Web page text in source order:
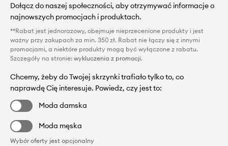
Dołącz do naszej społeczności, aby otrzymywać informacje o
najnowszych promocjach i produktach.
**Rabat jest jednorazowy, obejmuje nieprzecenione produkty i jest
ważny przy zakupach za min. 350 zł. Rabat nie łączy się z innymi
promocjami, a niektóre produkty mogą być wyłączone z rabatu.
Szczegóły na stronie: wykluczenia z promocji.
Chcemy, żeby do Twojej skrzynki trafiało tylko to, co
naprawdę Cię interesuje. Powiedz, czy jest to:
Moda damska
Moda męska
Wybór oferty jest opcjonalny